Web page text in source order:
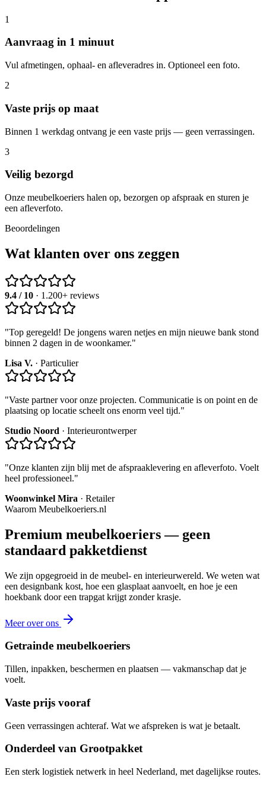
1
Aanvraag in 1 minuut
Vul afmetingen, ophaal- en afleveradres in. Optioneel een foto.
2
Vaste prijs op maat
Binnen 1 werkdag ontvang je een vaste prijs — geen verrassingen.
3
Veilig bezorgd
Onze meubelkoeriers halen op, bezorgen op afspraak en sturen je
een afleverfoto.
Beoordelingen
Wat klanten over ons zeggen
9.4 / 10 · 1.200+ reviews
"Top geregeld! De jongens waren netjes en mijn nieuwe bank stond
binnen 2 dagen in de woonkamer."
Lisa V. · Particulier
"Vaste partner voor onze projecten. Communicatie is on point en de
plaatsing op locatie scheelt ons enorm veel tijd."
Studio Noord · Interieurontwerper
"Onze klanten zijn blij met de afspraaklevering en afleverfoto. Voelt
heel professioneel."
Woonwinkel Mira · Retailer
Waarom Meubelkoeriers.nl
Premium meubelkoeriers — geen
standaard pakketdienst
We zijn opgegroeid in de meubel- en interieurwereld. We weten wat
een designbank kost, hoe een glasplaat aanvoelt, en hoe je een
hoekbank door een trapgat krijgt zonder krasje.
Meer over ons
Getrainde meubelkoeriers
Tillen, inpakken, beschermen en plaatsen — vakmanschap dat je
voelt.
Vaste prijs vooraf
Geen verrassingen achteraf. Wat we afspreken is wat je betaalt.
Onderdeel van Grootpakket
Een sterk logistiek netwerk in heel Nederland, met dagelijkse routes.